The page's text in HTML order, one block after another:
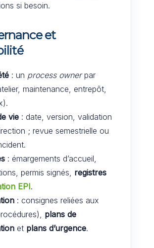
si besoin.
et
: un process ownerpar
maintenance, entrepôt,
vie : date, version, validation
; revue semestrielle ou
: émargements d’accueil,
permis signés, registres
EPI.
: consignes reliées aux
plans de
et plans d’urgence.